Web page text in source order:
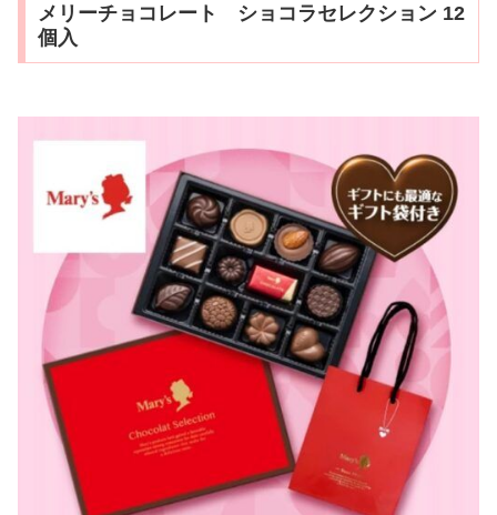
メリーチョコレート ショコラセレクション 12
個入